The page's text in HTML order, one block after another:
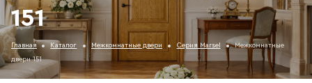
151
Главная Каталог Межкомнатные двери Серия Marsel
Межкомнатные
двери 151